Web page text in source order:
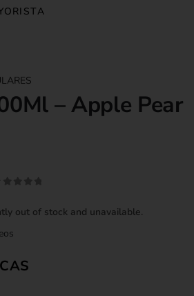
– Apple Pear
out of stock and unavailable.